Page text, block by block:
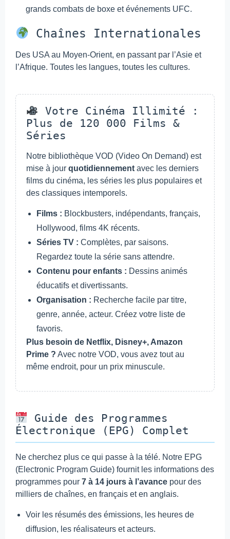
grands combats de boxe et événements UFC.
Chaînes Internationales
Des USA au Moyen-Orient, en passant par l’Asie et
l’Afrique. Toutes les langues, toutes les cultures.
Votre Cinéma Illimité :
Plus de 120 000 Films &
Séries
Notre bibliothèque VOD (Video On Demand) est
mise à jour quotidiennement avec les derniers
films du cinéma, les séries les plus populaires et
des classiques intemporels.
Films : Blockbusters, indépendants, français,
Hollywood, films 4K récents.
Séries TV : Complètes, par saisons.
Regardez toute la série sans attendre.
Contenu pour enfants : Dessins animés
éducatifs et divertissants.
Organisation : Recherche facile par titre,
genre, année, acteur. Créez votre liste de
favoris.
Plus besoin de Netflix, Disney+, Amazon
Prime ? Avec notre VOD, vous avez tout au
même endroit, pour un prix minuscule.
Guide des Programmes
Électronique (EPG) Complet
Ne cherchez plus ce qui passe à la télé. Notre EPG
(Electronic Program Guide) fournit les informations des
programmes pour 7 à 14 jours à l’avance pour des
milliers de chaînes, en français et en anglais.
Voir les résumés des émissions, les heures de
diffusion, les réalisateurs et acteurs.